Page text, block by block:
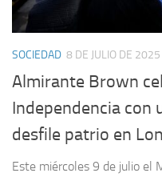
SOCIEDAD 8 DE JULIO DE 2025
Almirante Brown
Independencia con
desfile patrio en
Este miércoles 9 de julio el